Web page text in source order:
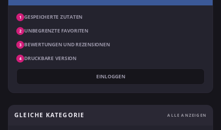
1 GESPEICHERTE ZUTATEN
2 UNBEGRENZTE FAVORITEN
3 BEWERTUNGEN UND REZENSIONEN
4 DRUCKBARE VERSION
EINLOGGEN
GLEICHE KATEGORIE ALLE ANZEIGEN